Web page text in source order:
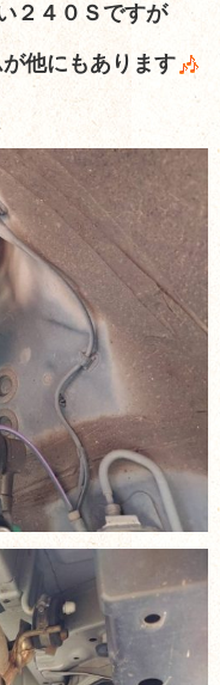
２４０Ｓですが
他にもあります